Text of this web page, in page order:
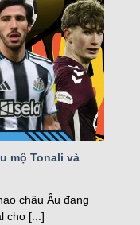
kqbd
vượt trội, đáp
và cược thủ.
mộ Tonali và
châu Âu đang
cho [...]